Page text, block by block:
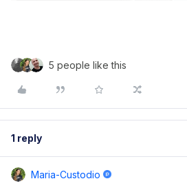
5 people like this
1 reply
Maria-Custodio